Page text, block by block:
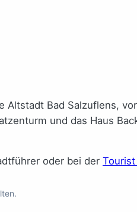
Bad Salzuflens,
und das Haus
oder bei der